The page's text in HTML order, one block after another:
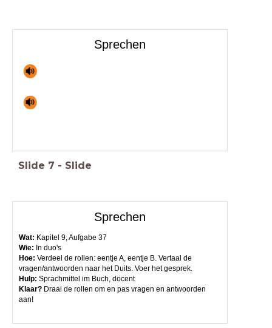
Sprechen
Slide 7 - Slide
Sprechen
Wat: Kapitel 9, Aufgabe 37
Wie: In duo's
Hoe: Verdeel de rollen: eentje A, eentje B. Vertaal de
vragen/antwoorden naar het Duits. Voer het gesprek.
Hulp: Sprachmittel im Buch, docent
Klaar?Draai de rollen om en pas vragen en antwoorden
aan!